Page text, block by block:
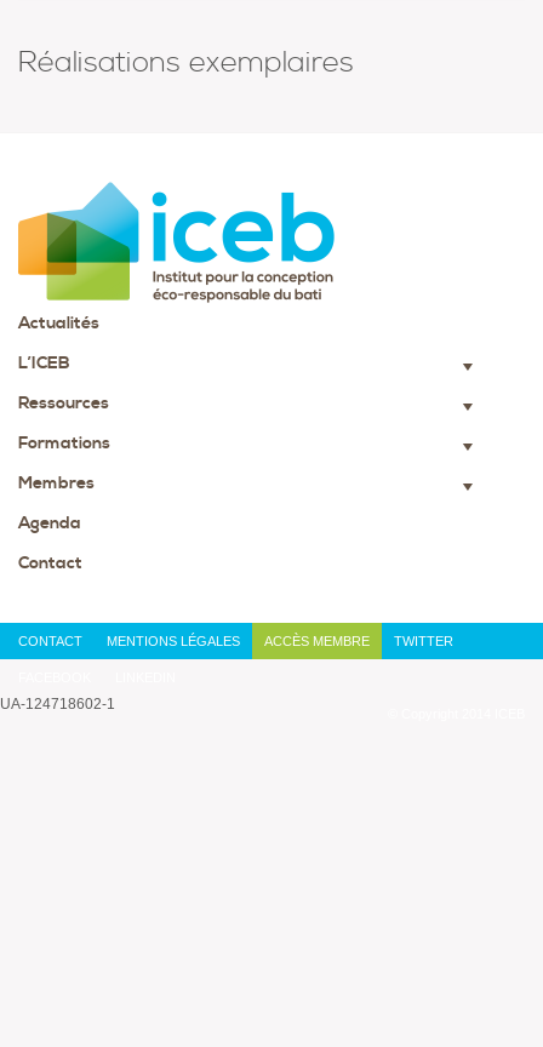
Réalisations exemplaires
Actualités
L’ICEB
▼
Ressources ▼
Formations ▼
Membres ▼
Agenda
Contact
CONTACT MENTIONS LÉGALES ACCÈS MEMBRE TWITTER
UA-124718602-1